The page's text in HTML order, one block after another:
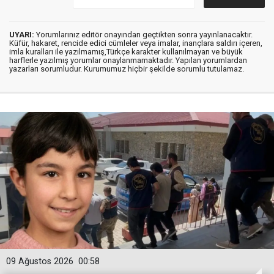
UYARI: Yorumlarınız editör onayından geçtikten sonra yayınlanacaktır.
Küfür, hakaret, rencide edici cümleler veya imalar, inançlara saldırı içeren,
imla kuralları ile yazılmamış,Türkçe karakter kullanılmayan ve büyük
harflerle yazılmış yorumlar onaylanmamaktadır. Yapılan yorumlardan
yazarları sorumludur. Kurumumuz hiçbir şekilde sorumlu tutulamaz.
00:58
09 Ağustos 2026